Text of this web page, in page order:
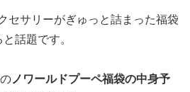
セサリーがぎゅっと詰まった福袋
話題です。
ノワールドプーペ福袋の中身予